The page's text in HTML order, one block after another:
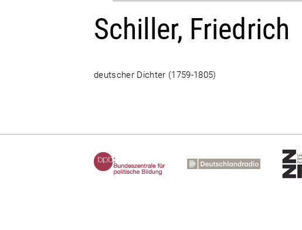
Schiller, Friedrich
deutscher Dichter (1759-1805)